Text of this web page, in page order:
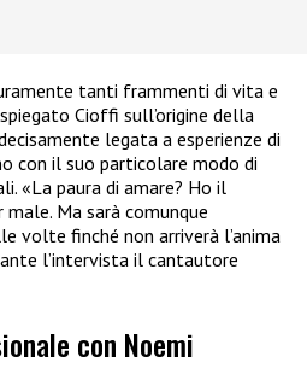
tanti frammenti di vita e
Cioffi sull’origine della
legata a esperienze di
con il suo particolare modo di
«La paura di amare? Ho il
Ma sarà comunque
volte finché non arriverà l’anima
l’intervista il cantautore
con Noemi